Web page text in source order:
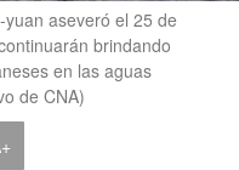
aseveró el 25 de
brindando
en las aguas
de CNA)